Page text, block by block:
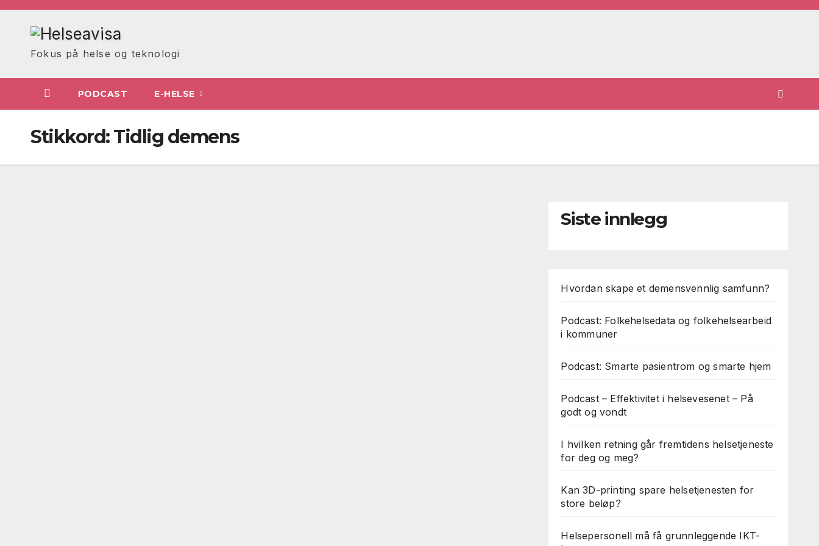
Skip
Fokus på helse og teknologi
PODCAST E-HELSE
Stikkord:Tidlig demens
Siste innlegg
Hvordan skape et demensvennlig samfunn?
Podcast: Folkehelsedata og folkehelsearbeid
i kommuner
Podcast: Smarte pasientrom og smarte hjem
Podcast – Effektivitet i helsevesenet – På
godt og vondt
I hvilken retning går fremtidens helsetjeneste
for deg og meg?
Kan 3D-printing spare helsetjenesten for
store beløp?
Helsepersonell må få grunnleggende IKT-